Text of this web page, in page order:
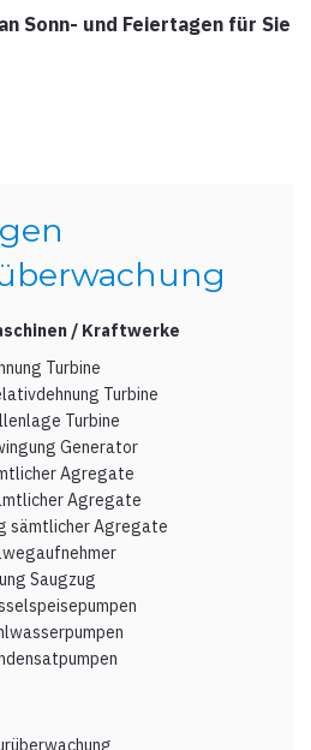
Sonn- und Feiertagen für Sie
/ Kraftwerke
Turbine
Turbine
Turbine
Generator
Agregate
Agregate
sämtlicher Agregate
Saugzug